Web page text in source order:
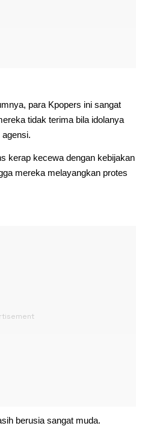
para Kpopers ini sangat
tidak terima bila idolanya
kerap kecewa dengan kebijakan
mereka melayangkan protes
berusia sangat muda.